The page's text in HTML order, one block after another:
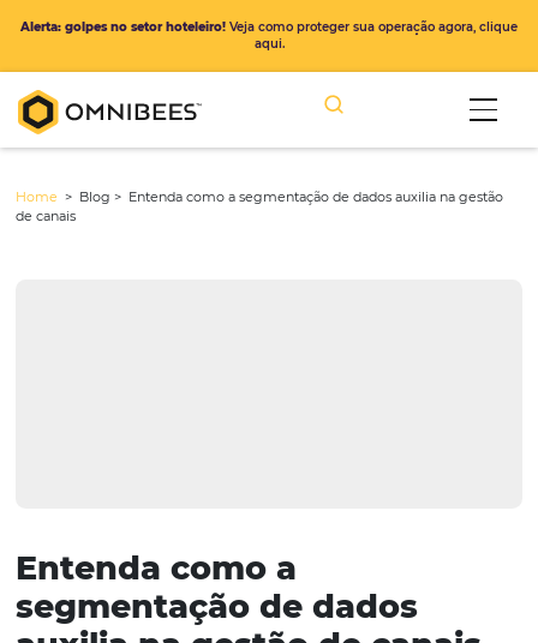
Alerta: golpes no setor hoteleiro!Veja como proteger sua operação